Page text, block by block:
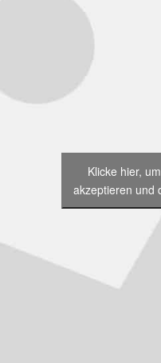
Klicke hier,
akzeptieren und